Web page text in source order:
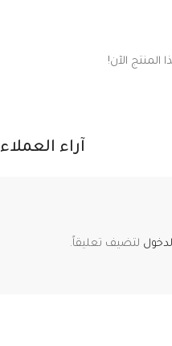
الآن!
آراء العملاء
لتضيف تعليقاً.